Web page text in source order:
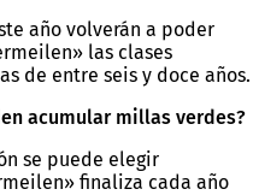
año volverán a poder
las clases
de entre seis y doce años.
acumular millas verdes?
se puede elegir
finaliza cada año